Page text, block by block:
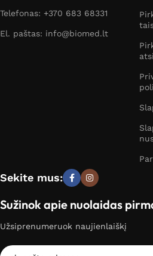
Telefonas: +370 683 68331
El. paštas: info@biomed.lt
Sekite mus:
Sužinok apie nuolaidas
Užsiprenumeruok naujienlaiškį